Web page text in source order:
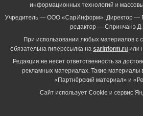
информационных технологий и
Учредитель — ООО «СарИнформ». Директор —
редактор — Спринчанэ
При использовании любых материалов с
обязательна гиперссылка на sarinform.ru или
Редакция не несет ответственность за
рекламных материалах. Такие материалы
«Партнёрский материал» и
Сайт использует Cookie и сервиc